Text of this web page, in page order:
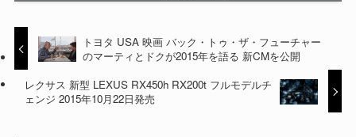
トヨタ USA 映画 バック・トゥ・ザ・フューチャー
のマーティとドクが2015年を語る 新CMを公開
レクサス 新型 LEXUS RX450h RX200t フルモデルチ
ェンジ 2015年10月22日発売